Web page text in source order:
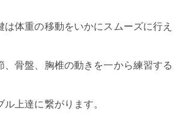
は体重の移動をいかにスムーズに行え
、骨盤、胸椎の動きを一から練習する
上達に繋がります。